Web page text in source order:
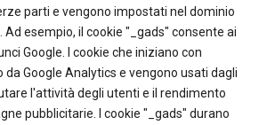
parti e vengono impostati nel dominio
esempio, il cookie "_gads" consente ai
Google. I cookie che iniziano con
da Google Analytics e vengono usati dagli
l'attività degli utenti e il rendimento
pubblicitarie. I cookie "_gads" durano